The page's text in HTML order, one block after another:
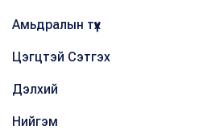
Амьдралын түүх
Цэгцтэй Сэтгэх
Дэлхий
Нийгэм